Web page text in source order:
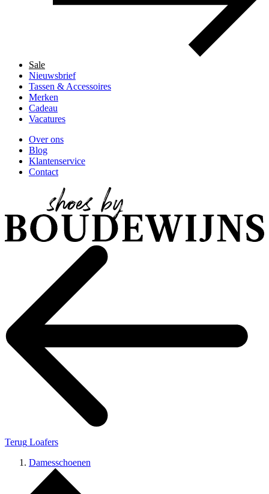
Sale
Nieuwsbrief
Tassen & Accessoires
Merken
Cadeau
Vacatures
Over ons
Blog
Klantenservice
Contact
Terug Loafers
Damesschoenen